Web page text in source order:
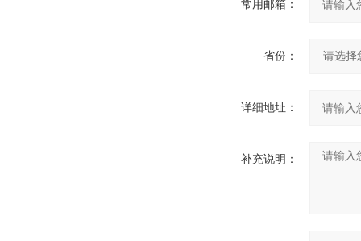
常用邮箱：
省份：
详细地址：
补充说明：